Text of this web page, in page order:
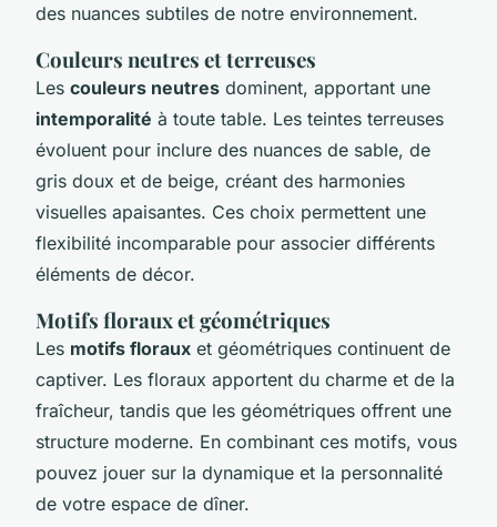
des nuances subtiles de notre environnement.
Couleurs neutres et terreuses
Les couleurs neutres dominent, apportant une
intemporalité à toute table. Les teintes terreuses
évoluent pour inclure des nuances de sable, de
gris doux et de beige, créant des harmonies
visuelles apaisantes. Ces choix permettent une
flexibilité incomparable pour associer différents
éléments de décor.
Motifs floraux et géométriques
Les motifs floraux et géométriques continuent de
captiver. Les floraux apportent du charme et de la
fraîcheur, tandis que les géométriques offrent une
structure moderne. En combinant ces motifs, vous
pouvez jouer sur la dynamique et la personnalité
de votre espace de dîner.